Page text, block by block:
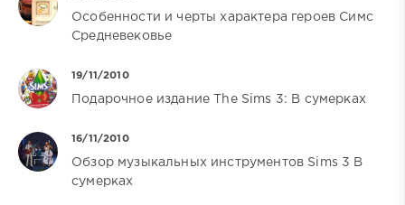
Особенности и черты характера героев Симс
Средневековье
19/11/2010
Подарочное издание The Sims 3: В сумерках
16/11/2010
Обзор музыкальных инструментов Sims 3 В
сумерках